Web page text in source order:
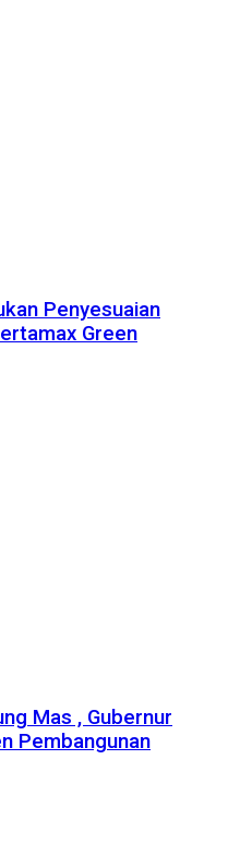
Penyesuaian
Green
Mas , Gubernur
Pembangunan